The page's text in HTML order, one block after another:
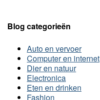
Blog categorieën
Auto en vervoer
Computer en internet
Dier en natuur
Electronica
Eten en drinken
Fashion